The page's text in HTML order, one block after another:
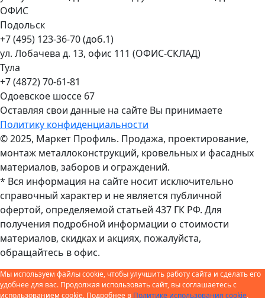
ОФИС
Подольск
+7 (495) 123-36-70 (доб.1)
ул. Лобачева д. 13, офис 111 (ОФИС-СКЛАД)
Тула
+7 (4872) 70-61-81
Одоевское шоссе 67
Оставляя свои данные на сайте Вы принимаете
Политику конфиденциальности
© 2025, Маркет Профиль. Продажа, проектирование,
монтаж металлоконструкций, кровельных и фасадных
материалов, заборов и ограждений.
* Вся информация на сайте носит исключительно
справочный характер и не является публичной
офертой, определяемой статьей 437 ГК РФ. Для
получения подробной информации о стоимости
материалов, скидках и акциях, пожалуйста,
обращайтесь в офис.
Мы используем файлы cookie, чтобы улучшить работу сайта и сделать его
удобнее для вас. Продолжая использовать сайт, вы соглашаетесь с
использованием cookie. Подробнее в Политике использования cookie.